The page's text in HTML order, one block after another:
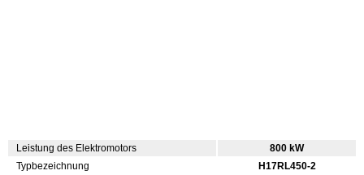
Leistung des Elektromotors
800 kW
Typbezeichnung
H17RL450-2